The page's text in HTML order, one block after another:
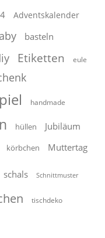
Adventskalender
basteln
Etiketten eule
handmade
hüllen Jubiläum
körbchen Muttertag
schals Schnittmuster
tischdeko